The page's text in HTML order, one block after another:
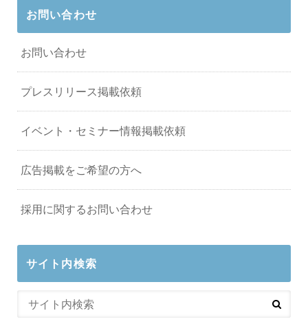
お問い合わせ
お問い合わせ
プレスリリース掲載依頼
イベント・セミナー情報掲載依頼
広告掲載をご希望の方へ
採用に関するお問い合わせ
サイト内検索